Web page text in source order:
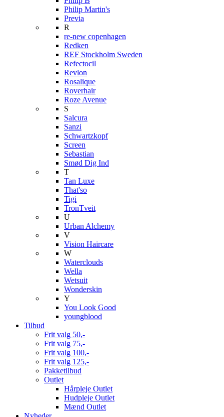
Philip Martin's
Previa
R
re-new copenhagen
Redken
REF Stockholm Sweden
Refectocil
Revlon
Rosalique
Roverhair
Roze Avenue
S
Salcura
Sanzi
Schwartzkopf
Screen
Sebastian
Smød Dig Ind
T
Tan Luxe
That'so
Tigi
TronTveit
U
Urban Alchemy
V
Vision Haircare
W
Waterclouds
Wella
Wetsuit
Wonderskin
Y
You Look Good
youngblood
Tilbud
Frit valg 50,-
Frit valg 75,-
Frit valg 100,-
Frit valg 125,-
Pakketilbud
Outlet
Hårpleje Outlet
Hudpleje Outlet
Mænd Outlet